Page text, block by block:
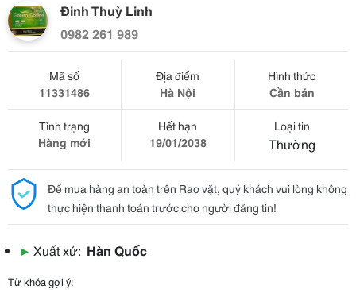
Đinh Thuỳ Linh
0982 261 989
Mã số
11331486
Địa điểm
Hà Nội
Hình thức
Cần bán
Tình trạng
Hàng mới
Hết hạn
19/01/2038
Loại tin
Thường
Để mua hàng an toàn trên Rao vặt, quý khách vui lòng không
thực hiện thanh toán trước cho người đăng tin!
▶ Xuất xứ: Hàn Quốc
Từ khóa gợi ý: